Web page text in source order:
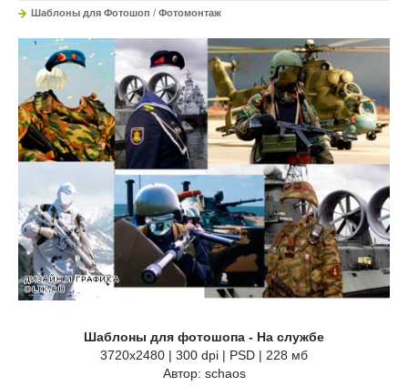
Шаблоны для Фотошоп / Фотомонтаж
Шаблоны для фотошопа - На службе
3720х2480 | 300 dpi | PSD | 228 мб
Автор: schaos